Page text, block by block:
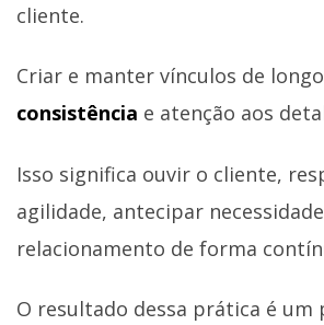
cliente.
Criar e manter vínculos de
consistência e atenção aos
Isso significa ouvir o cliente,
agilidade, antecipar
relacionamento de forma
O resultado dessa prática é um